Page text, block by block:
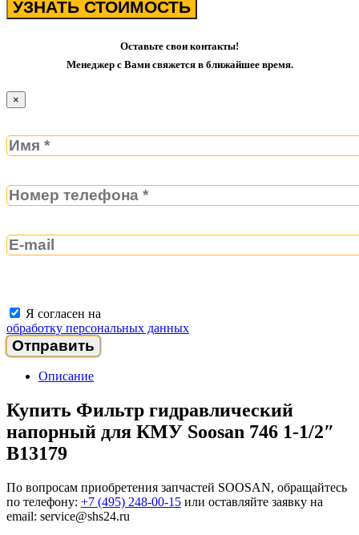
УЗНАТЬ СТОИМОСТЬ
Оставьте свои контакты!
Менеджер с Вами свяжется в ближайшее время.
×
Я согласен на
обработку персональных данных
Описание
Купить Фильтр гидравлический
напорный для КМУ Soosan 746 1-1/2″
B13179
По вопросам приобретения запчастей SOOSAN, обращайтесь
по телефону: +7 (495) 248-00-15 или оставляйте заявку на
email: service@shs24.ru